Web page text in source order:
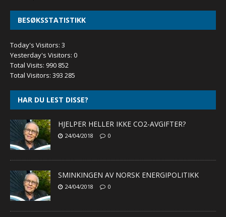
BESØKSSTATISTIKK
Today's Visitors: 3
Yesterday's Visitors: 0
Total Visits: 990 852
Total Visitors: 393 285
HAR DU LEST DISSE?
HJELPER HELLER IKKE CO2-AVGIFTER?
24/04/2018 0
SMINKINGEN AV NORSK ENERGIPOLITIKK
24/04/2018 0